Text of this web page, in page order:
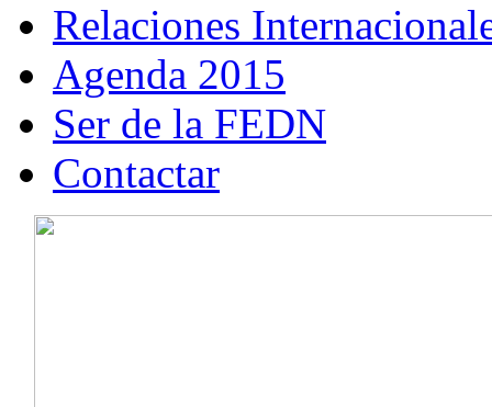
Relaciones
Agenda 2015
Ser de la FEDN
Contactar